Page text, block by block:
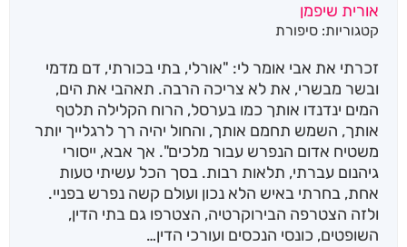
אורית שיפמן
קטגוריות: סיפורת
זכרתי את אבי אומר לי: "אורלי, בתי בכורתי, דם מדמי
ובשר מבשרי, את לא צריכה הרבה. תאהבי את הים,
המים ינדנדו אותך כמו בערסל, הרוח הקלילה תלטף
אותך, השמש תחמם אותך, והחול יהיה רך לרגלייך יותר
משטיח אדום הנפרש עבור מלכים". אך אבא, ייסורי
גיהנום עברתי, תלאות רבות. בסך הכל עשיתי טעות
אחת, בחרתי באיש הלא נכון ועולם קשה נפרש בפניי.
ולזה הצטרפה הבירוקרטיה, הצטרפו גם בתי הדין,
השופטים, כונסי הנכסים ועורכי הדין…